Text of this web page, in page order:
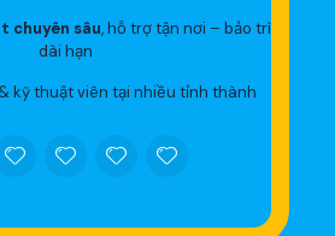
chuyên sâu, hỗ trợ tận nơi – bảo trì
dài hạn
kỹ thuật viên tại nhiều tỉnh thành